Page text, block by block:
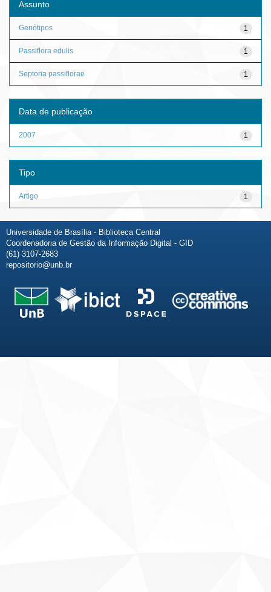
Assunto
1
Genótipos
1
Passiflora edulis
1
Septoria passiflorae
Data de publicação
1
2007
Tipo
1
Artigo
Universidade de Brasília - Biblioteca Central
Coordenadoria de Gestão da Informação Digital - GID
(61) 3107-2683
repositorio@unb.br